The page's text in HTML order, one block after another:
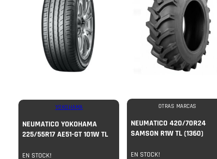
YOKOHAMA
NEUMATICO YOKOHAMA
225/55R17 AE51-GT 101W TL
EN STOCK!
OTRAS MARCAS
NEUMATICO 420/70R24
SAMSON R1W TL (1360)
EN STOCK!